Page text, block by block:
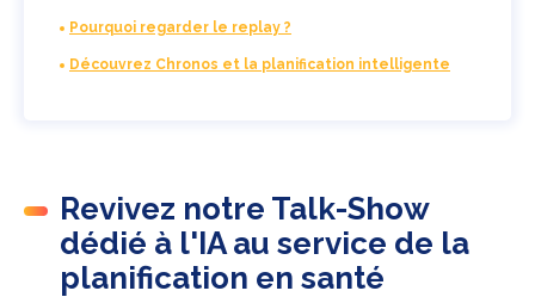
Pourquoi regarder le replay ?
Découvrez Chronos et la planification intelligente
Revivez notre Talk-Show
dédié à l'IA au service de la
planification en santé